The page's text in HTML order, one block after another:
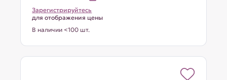
Зарегистрируйтесь
для отображения цены
В наличии <100 шт.